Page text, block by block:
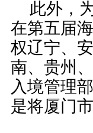
此外，
在第五届
权辽宁、
南、贵州
入境管理
是将厦门